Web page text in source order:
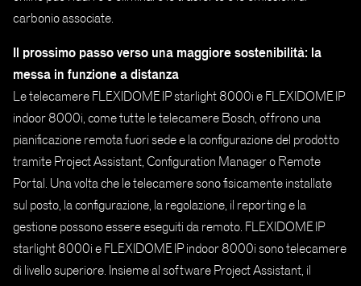
carbonio associate.
Il prossimo passo verso una maggiore sostenibilità: la
messa in funzione a distanza
Le telecamere FLEXIDOME IP starlight 8000i e FLEXIDOME IP
indoor 8000i, come tutte le telecamere Bosch, offrono una
pianificazione remota fuori sede e la configurazione del prodotto
tramite Project Assistant, Configuration Manager o Remote
Portal. Una volta che le telecamere sono fisicamente installate
sul posto, la configurazione, la regolazione, il reporting e la
gestione possono essere eseguiti da remoto. FLEXIDOME IP
starlight 8000i e FLEXIDOME IP indoor 8000i sono telecamere
di livello superiore. Insieme al software Project Assistant, il